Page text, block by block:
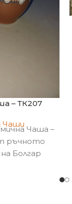
– ТК207
Чаши
Чаша –
ръчното
Болгар